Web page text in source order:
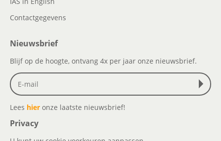
Contactgegevens
Nieuwsbrief
Blijf op de hoogte, ontvang 4x per jaar onze nieuwsbrief.
Lees hier onze laatste nieuwsbrief!
Privacy